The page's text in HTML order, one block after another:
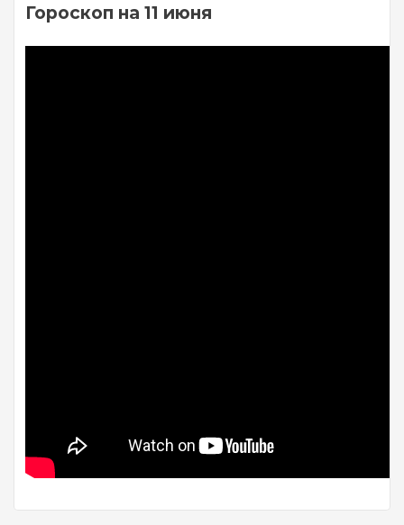
Гороскоп на 11 июня